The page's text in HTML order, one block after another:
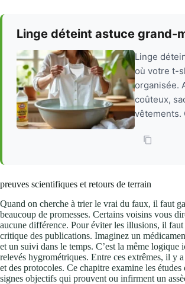
Linge déteint astuce grand-
Linge
où votre t-
organisée.
coûteux,
vêtements.
preuves scientifiques et retours de terrain
Quand on cherche à trier le vrai du faux, il faut
beaucoup de promesses. Certains voisins vous
aucune différence. Pour éviter les illusions, il
critique des publications. Imaginez un
et un suivi dans le temps. C’est la même
relevés hygrométriques. Entre ces extrêmes, il y
et des protocoles. Ce chapitre examine les
signes objectifs qui prouvent ou infirment un